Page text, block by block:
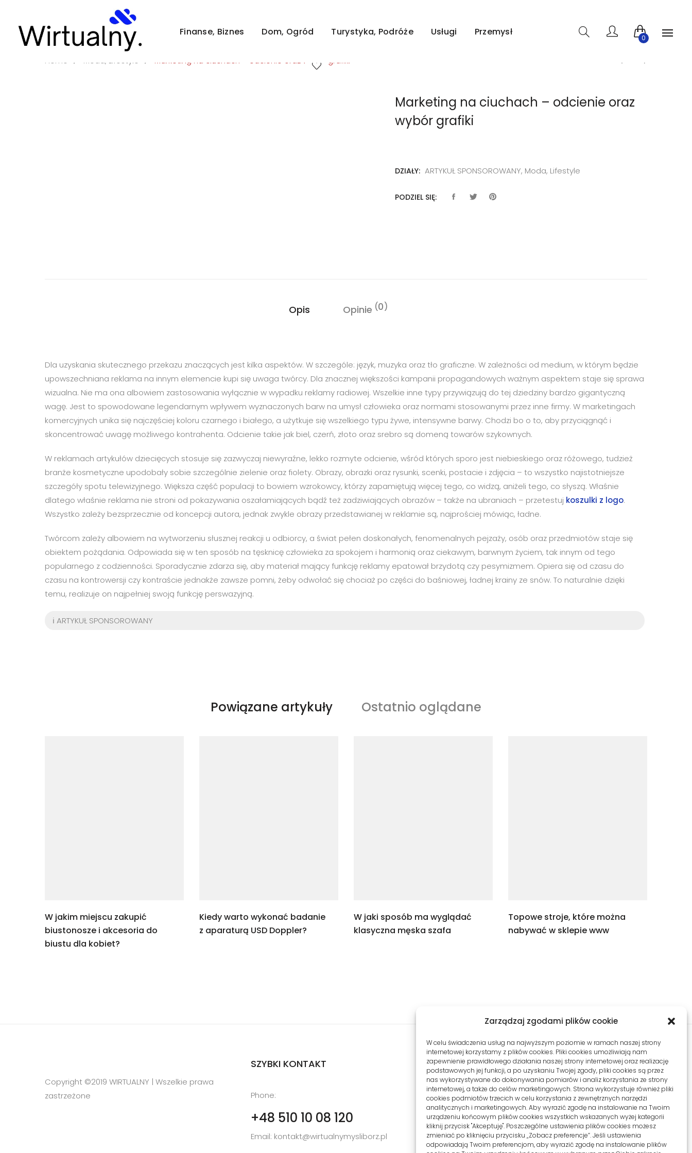
Zarządzaj zgodami plików cookie
W celu świadczenia usług na najwyższym poziomie w ramach naszej strony
internetowej korzystamy z plików cookies. Pliki cookies umożliwiają nam
zapewnienie prawidłowego działania naszej strony internetowej oraz realizację
podstawowych jej funkcji, a po uzyskaniu Twojej zgody, pliki cookies są przez
nas wykorzystywane do dokonywania pomiarów i analiz korzystania ze strony
internetowej, a także do celów marketingowych. Strona wykorzystuje również pliki
cookies podmiotów trzecich w celu korzystania z zewnętrznych narzędzi
analitycznych i marketingowych. Aby wyrazić zgodę na instalowanie na Twoim
urządzeniu końcowym plików cookies wszystkich wskazanych wyżej kategorii
kliknij przycisk "Akceptuję". Poszczególne ustawienia plików cookies możesz
zmieniać po kliknięciu przycisku „Zobacz preferencje”. Jeśli ustawienia
odpowiadają Twoim preferencjom, aby wyrazić zgodę na instalowanie plików
Strona/Blog w całości ma charakter reklamowy, a zamieszczone na niej artykuły mają na celu pozycjonowanie stron www. Żaden z wpisów nie pochodzi od użytkowników, a
Finanse, Biznes Dom, Ogród Turystyka, Podróże Usługi Przemysł
0
Home Moda, Lifestyle Marketing na ciuchach – odcienie oraz wybór grafiki
Marketing na ciuchach – odcienie oraz
wybór grafiki
DZIAŁY: ARTYKUŁ SPONSOROWANY, Moda, Lifestyle
PODZIEL SIĘ:
Opis Opinie 0
Dla uzyskania skutecznego przekazu znaczących jest kilka aspektów. W szczególe: język, muzyka oraz tło graficzne. W zależności od medium, w którym będzie
upowszechniana reklama na innym elemencie kupi się uwaga twórcy. Dla znacznej większości kampanii propagandowych ważnym aspektem staje się sprawa
wizualna. Nie ma ona albowiem zastosowania wyłącznie w wypadku reklamy radiowej. Wszelkie inne typy przywiązują do tej dziedziny bardzo gigantyczną
wagę. Jest to spowodowane legendarnym wpływem wyznaczonych barw na umysł człowieka oraz normami stosowanymi przez inne firmy. W marketingach
komercyjnych unika się najczęściej koloru czarnego i białego, a użytkuje się wszelkiego typu żywe, intensywne barwy. Chodzi bo o to, aby przyciągnąć i
skoncentrować uwagę możliwego kontrahenta. Odcienie takie jak biel, czerń, złoto oraz srebro są domeną towarów szykownych.
W reklamach artykułów dziecięcych stosuje się zazwyczaj niewyraźne, lekko rozmyte odcienie, wśród których sporo jest niebieskiego oraz różowego, tudzież
branże kosmetyczne upodobały sobie szczególnie zielenie oraz fiolety. Obrazy, obrazki oraz rysunki, scenki, postacie i zdjęcia – to wszystko najistotniejsze
szczegóły spotu telewizyjnego. Większa część populacji to bowiem wzrokowcy, którzy zapamiętują więcej tego, co widzą, aniżeli tego, co słyszą. Właśnie
dlatego właśnie reklama nie stroni od pokazywania oszałamiających bądź też zadziwiających obrazów – także na ubraniach – przetestuj koszulki z logo.
Wszystko zależy bezsprzecznie od koncepcji autora, jednak zwykle obrazy przedstawianej w reklamie są, najprościej mówiąc, ładne.
Twórcom zależy albowiem na wytworzeniu słusznej reakcji u odbiorcy, a świat pełen doskonałych, fenomenalnych pejzaży, osób oraz przedmiotów staje się
obiektem pożądania. Odpowiada się w ten sposób na tęsknicę człowieka za spokojem i harmonią oraz ciekawym, barwnym życiem, tak innym od tego
popularnego z codzienności. Sporadycznie zdarza się, aby materiał mający funkcję reklamy epatował brzydotą czy pesymizmem. Opiera się od czasu do
czasu na kontrowersji czy kontraście jednakże zawsze pomni, żeby odwołać się chociaż po części do baśniowej, ładnej krainy ze snów. To naturalnie dzięki
temu, realizuje on najpełniej swoją funkcję perswazyjną.
ℹ️ ARTYKUŁ SPONSOROWANY
Powiązane artykuły Ostatnio oglądane
W jakim miejscu zakupić
biustonosze i akcesoria do
biustu dla kobiet?
Kiedy warto wykonać badanie
z aparaturą USD Doppler?
W jaki sposób ma wyglądać
klasyczna męska szafa
Topowe stroje, które można
nabywać w sklepie www
Copyright ©2019 WIRTUALNY | Wszelkie prawa
zastrzeżone
SZYBKI KONTAKT
Phone:
+48 510 10 08 120
Email: kontakt@wirtualnymysliborz.pl
SIEDZIBA
ul. Konwaliowa 255C/2
62-069 Palędzie
KONTO KLIENTA
Moje konto
Zamówienia
Zgłoszenia